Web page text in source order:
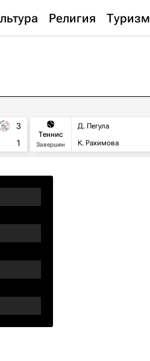
Религия Туризм
3
1
Теннис
Завершен
Д. Пегула
К. Рахимова